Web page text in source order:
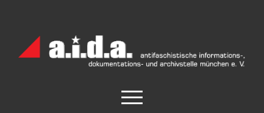
Archiv
München
open
menu